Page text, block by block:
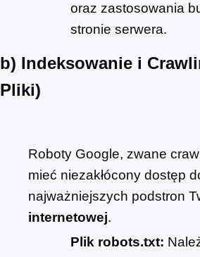
oraz zastosowania
stronie serwera.
b) Indeksowanie i
Pliki)
Roboty Google, zwane
mieć niezakłócony dostęp
najważniejszych podstron
internetowej.
Plik robots.txt: